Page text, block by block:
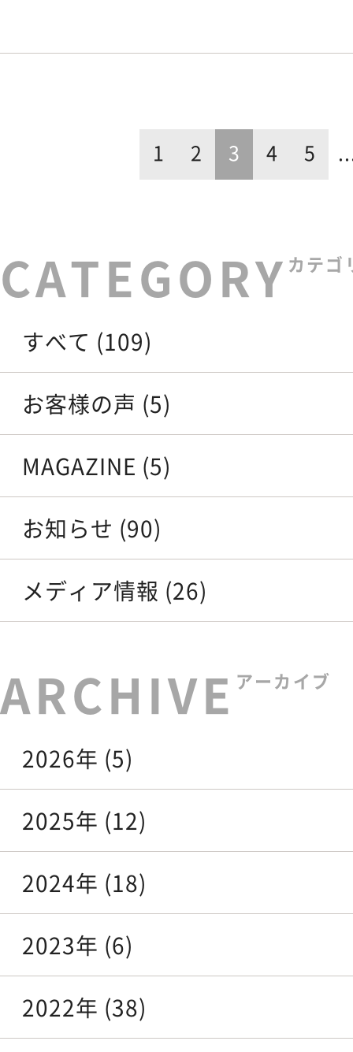
1 2 3 4 5
カテゴ
すべて (109)
お客様の声 (5)
MAGAZINE (5)
お知らせ (90)
メディア情報 (26)
アーカイブ
2026年 (5)
2025年 (12)
2024年 (18)
2023年 (6)
2022年 (38)